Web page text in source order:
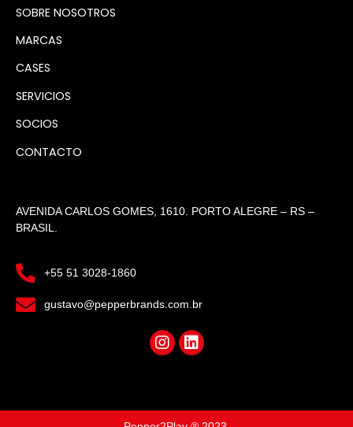
SOBRE NOSOTROS
MARCAS
CASES
SERVICIOS
SOCIOS
CONTACTO
AVENIDA CARLOS GOMES, 1610. PORTO ALEGRE – RS –
BRASIL.
+55 51 3028-1860
gustavo@pepperbrands.com.br